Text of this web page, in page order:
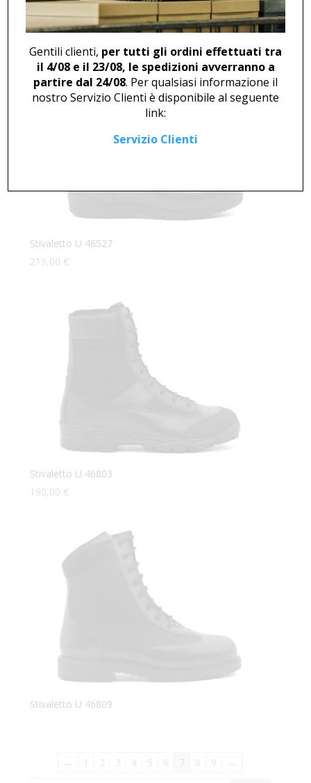
Stivaletto U 46526
175,00€
Stivaletto U 46527
219,00 €
Stivaletto U 46803
190,00 €
Stivaletto U 46809
← 1 2 3 4 5 6 7 8 9 →
Gentili clienti, per tutti gli ordini effettuati tra
il 4/08 e il 23/08, le spedizioni avverranno a
partire dal 24/08. Per qualsiasi informazione il
nostro Servizio Clienti è disponibile al seguente
link:
Servizio Clienti